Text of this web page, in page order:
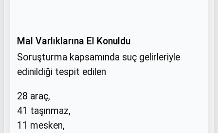
Mal Varlıklarına El Konuldu
Soruşturma kapsamında suç gelirleriyle
edinildiği tespit edilen
28 araç,
41 taşınmaz,
11 mesken,